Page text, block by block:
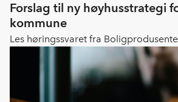
Forslag til ny høyhusstrategi
kommune
Les høringssvaret fra